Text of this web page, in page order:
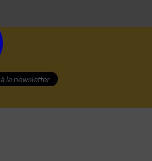
à la newsletter